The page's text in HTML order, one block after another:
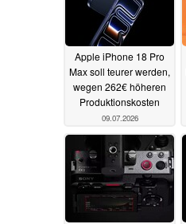
Apple iPhone 18 Pro
Max soll teurer werden,
wegen 262€ höheren
Produktionskosten
09.07.2026